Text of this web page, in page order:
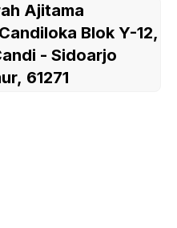
Ajitama
Blok Y-12,
- Sidoarjo
61271